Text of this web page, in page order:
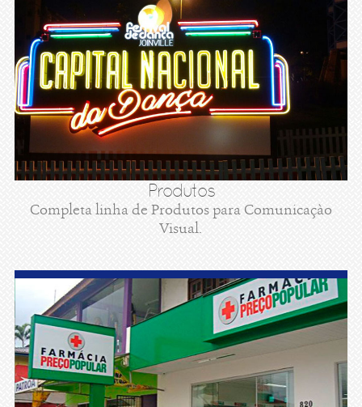
Produtos
Completa linha de Produtos para Comunicaçào
Visual.